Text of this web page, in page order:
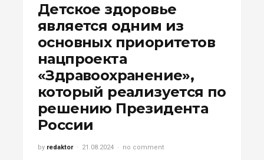
Детское здоровье
является одним из
основных приоритетов
нацпроекта
«Здравоохранение»,
который реализуется по
решению Президента
России
by redaktor 21.08.2024 no comment